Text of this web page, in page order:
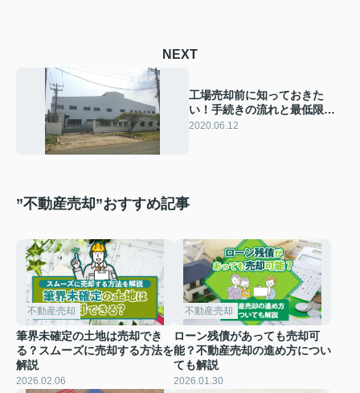
NEXT
工場売却前に知っておきた
い！手続きの流れと最低限必
要な費用の内訳
2020.06.12
”不動産売却”おすすめ記事
不動産売却
筆界未確定の土地は売却でき
る？スムーズに売却する方法を
解説
2026.02.06
不動産売却
ローン残債があっても売却可
能？不動産売却の進め方につい
ても解説
2026.01.30